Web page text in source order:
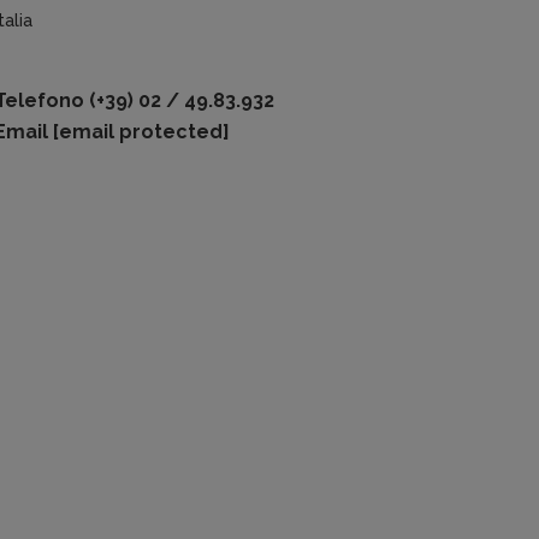
(+39) 02 / 49.83.932
[email protected]